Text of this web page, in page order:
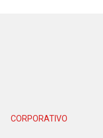
CORPORATIVO